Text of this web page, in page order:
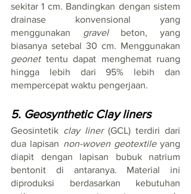
sekitar 1 cm. Bandingkan dengan sistem
drainase konvensional yang
menggunakan gravel beton, yang
geonet tentu dapat menghemat ruang
hingga lebih dari 95% lebih dan
mempercepat waktu pengerjaan.
5. Geosynthetic Clay liners
Geosintetik clay liner (GCL) terdiri dari
dua lapisan non-woven geotextile yang
diapit dengan lapisan bubuk natrium
bentonit di antaranya. Material ini
diproduksi berdasarkan kebutuhan